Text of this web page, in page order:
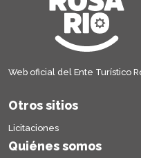
Web oficial del Ente Turístico
Otros sitios
Licitaciones
Quiénes somos